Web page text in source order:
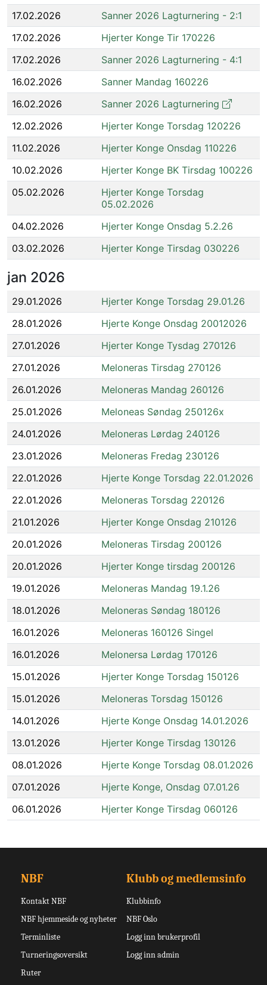
17.02.2026
Sanner 2026 Lagturnering - 2:1
17.02.2026
Hjerter Konge Tir 170226
17.02.2026
Sanner 2026 Lagturnering - 4:1
16.02.2026
Sanner Mandag 160226
16.02.2026
Sanner 2026 Lagturnering
12.02.2026
Hjerter Konge Torsdag 120226
11.02.2026
Hjerter Konge Onsdag 110226
10.02.2026
Hjerter Konge BK Tirsdag 100226
05.02.2026
Hjerter Konge Torsdag
05.02.2026
04.02.2026
Hjerter Konge Onsdag 5.2.26
03.02.2026
Hjerter Konge Tirsdag 030226
jan 2026
29.01.2026
Hjerter Konge Torsdag 29.01.26
28.01.2026
Hjerte Konge Onsdag 20012026
27.01.2026
Hjerter Konge Tysdag 270126
27.01.2026
Meloneras Tirsdag 270126
26.01.2026
Meloneras Mandag 260126
25.01.2026
Meloneas Søndag 250126x
24.01.2026
Meloneras Lørdag 240126
23.01.2026
Meloneras Fredag 230126
22.01.2026
Hjerte Konge Torsdag 22.01.2026
22.01.2026
Meloneras Torsdag 220126
21.01.2026
Hjerter Konge Onsdag 210126
20.01.2026
Meloneras Tirsdag 200126
20.01.2026
Hjerter Konge tirsdag 200126
19.01.2026
Meloneras Mandag 19.1.26
18.01.2026
Meloneras Søndag 180126
16.01.2026
Meloneras 160126 Singel
16.01.2026
Melonersa Lørdag 170126
15.01.2026
Hjerter Konge Torsdag 150126
15.01.2026
Meloneras Torsdag 150126
14.01.2026
Hjerte Konge Onsdag 14.01.2026
13.01.2026
Hjerter Konge Tirsdag 130126
08.01.2026
Hjerte Konge Torsdag 08.01.2026
07.01.2026
Hjerte Konge, Onsdag 07.01.26
06.01.2026
Hjerter Konge Tirsdag 060126
NBF
Kontakt NBF
NBF hjemmeside og nyheter
Terminliste
Turneringsoversikt
Ruter
Klubb og medlemsinfo
Klubbinfo
NBF Oslo
Logg inn brukerprofil
Logg inn admin